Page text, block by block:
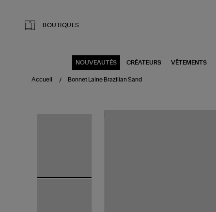
BOUTIQUES
NOUVEAUTÉS CRÉATEURS VÊTEMENTS
Accueil Bonnet Laine Brazilian Sand